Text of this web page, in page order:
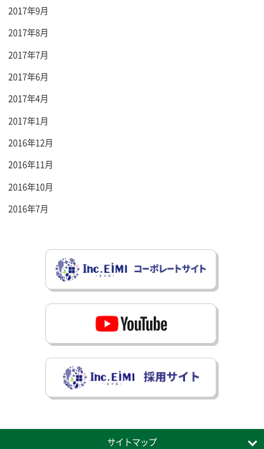
2017年9月
2017年8月
2017年7月
2017年6月
2017年4月
2017年1月
2016年12月
2016年11月
2016年10月
2016年7月
サイトマップ